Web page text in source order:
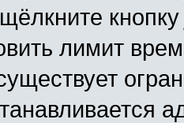
лимит